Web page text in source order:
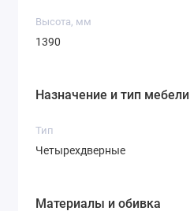
Высота, мм
1390
Назначение и тип мебели
Тип
Четырехдверные
Материалы и обивка